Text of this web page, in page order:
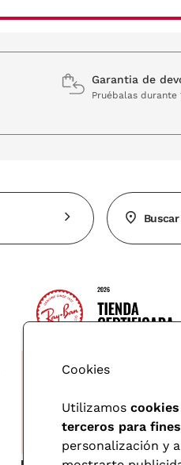
Garantia de
Pruébalas durante
Cookies
Utilizamos
terceros para
personalización y